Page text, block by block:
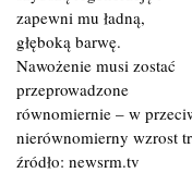
zapewni mu ładną,
głęboką barwę.
Nawożenie musi zostać
przeprowadzone
równomiernie – w
nierównomierny wzrost
źródło: newsrm.tv